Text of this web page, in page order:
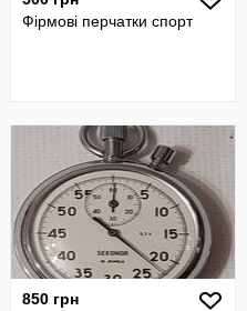
Фірмові перчатки спорт
850 грн